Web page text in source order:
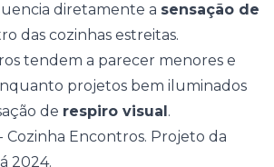
diretamente a sensação de
das cozinhas estreitas.
tendem a parecer menores e
projetos bem iluminados
de respiro visual.